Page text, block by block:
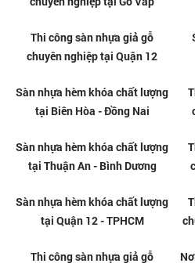
tại Quận 2